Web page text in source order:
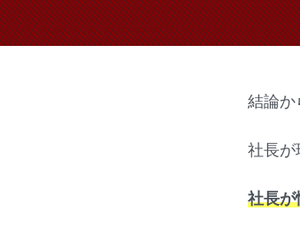
結論か
社長が
社長が